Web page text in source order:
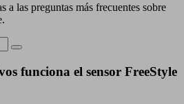
a las preguntas más frecuentes sobre
funciona el sensor FreeStyle